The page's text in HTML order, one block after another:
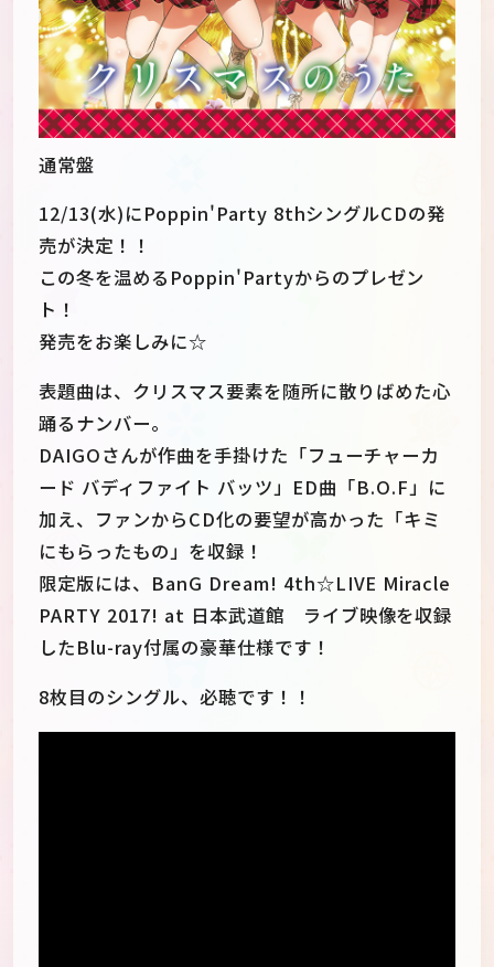
通常盤
12/13(水)にPoppin'Party 8thシングルCDの発
売が決定！！
この冬を温めるPoppin'Partyからのプレゼン
ト！
発売をお楽しみに☆
表題曲は、クリスマス要素を随所に散りばめた心
踊るナンバー。
DAIGOさんが作曲を手掛けた「フューチャーカ
ード バディファイト バッツ」ED曲「B.O.F」に
加え、ファンからCD化の要望が高かった「キミ
にもらったもの」を収録！
限定版には、BanG Dream! 4th☆LIVE Miracle
PARTY 2017! at 日本武道館 ライブ映像を収録
したBlu-ray付属の豪華仕様です！
8枚目のシングル、必聴です！！